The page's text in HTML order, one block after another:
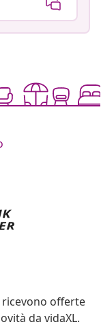
ricevono offerte
da vidaXL.